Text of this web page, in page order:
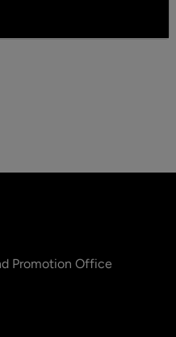
Promotion Office
opens in new window.